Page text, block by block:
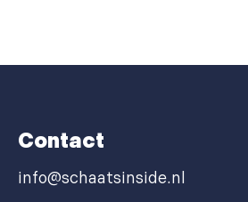
Contact
info@schaatsinside.nl